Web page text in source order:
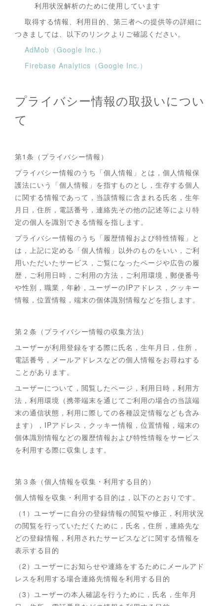
利用状況解析のために使用しています
取得する情報、利用目的、第三者への提供等の詳細に
つきましては、以下のリンクよりご確認ください。
AdMob（Google Inc.）
Firebase Analytics（Google Inc.）
プライバシー情報の取扱いについ
て
第1条（プライバシー情報）
プライバシー情報のうち「個人情報」とは，個人情報保
護法にいう「個人情報」を指すものとし，生存する個人
に関する情報であって，当該情報に含まれる氏名，生年
月日，住所，電話番号，連絡先その他の記述等により特
定の個人を識別できる情報を指します。
プライバシー情報のうち「履歴情報および特性情報」と
は，上記に定める「個人情報」以外のものをいい，ご利
用いただいたサービス，ご覧になったページや広告の履
歴，ご利用日時，ご利用の方法，ご利用環境，郵便番号
や性別，職業，年齢，ユーザーのIPアドレス，クッキー
情報，位置情報，端末の個体識別情報などを指します。
第２条（プライバシー情報の収集方法）
ユーザーが利用登録をする際に氏名，生年月日，住所，
電話番号，メールアドレスなどの個人情報をお尋ねする
ことがあります。
ユーザーについて，閲覧したページ，利用日時，利用方
法，利用環境（携帯端末を通じてご利用の場合の当該端
末の通信状態，利用に際しての各種設定情報なども含み
ます），IPアドレス，クッキー情報，位置情報，端末の
個体識別情報などの履歴情報および特性情報をサービス
を利用する際に収集します。
第３条（個人情報を収集・利用する目的）
個人情報を収集・利用する目的は，以下のとおりです。
（1）ユーザーに自分の登録情報の閲覧や修正，利用状況
の閲覧を行っていただくために，氏名，住所，連絡先な
どの登録情報，利用されたサービスなどに関する情報を
表示する目的
（2）ユーザーにお知らせや連絡をするためにメールアド
レスを利用する場合連絡先情報を利用する目的
（3）ユーザーの本人確認を行うために，氏名，生年月